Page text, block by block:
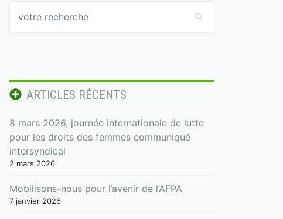
ARTICLES RÉCENTS
8 mars 2026, journée internationale de lutte
pour les droits des femmes communiqué
intersyndical
2 mars 2026
Mobilisons-nous pour l’avenir de l’AFPA
7 janvier 2026